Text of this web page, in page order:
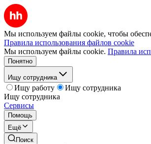
Мы используем файлы cookie, чтобы
Правила использования файлов cookie
Мы используем файлы cookie. Правила
Понятно
Ищу сотрудника
Ищу работу
Ищу сотрудника
Ищу сотрудника
Сервисы
Помощь
Ещё
Поиск